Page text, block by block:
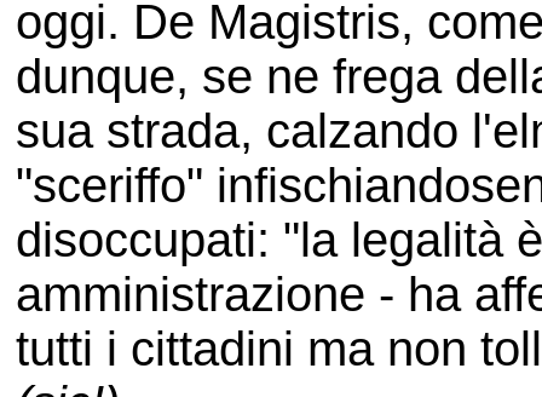
oggi. De Magistris,
dunque, se ne frega
sua strada, calzando
"sceriffo"
disoccupati: "la legalità
amministrazione - ha
tutti i cittadini ma non